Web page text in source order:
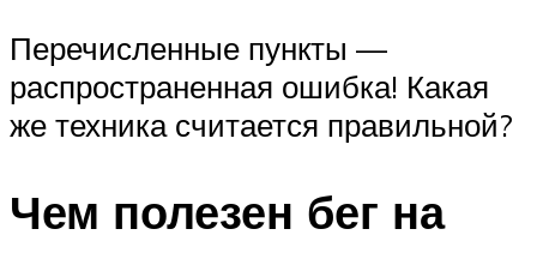
Перечисленные пункты —
распространенная ошибка! Какая
же техника считается правильной?
Чем полезен бег на